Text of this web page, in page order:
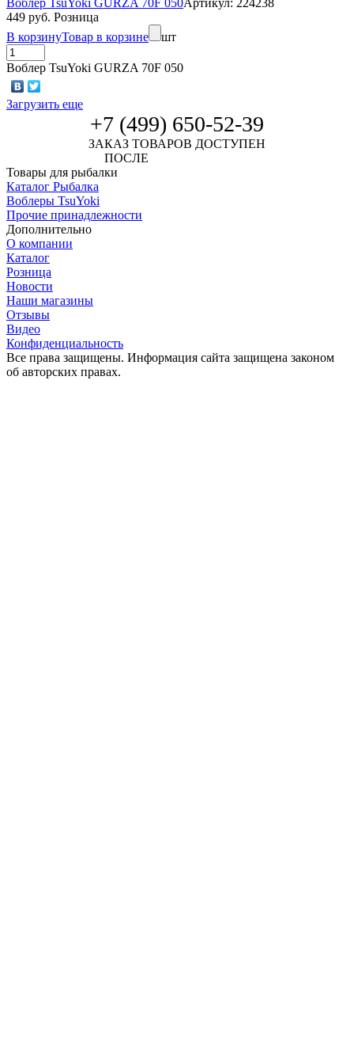
449 руб. Розница
В корзинуТовар в корзине шт
Воблер TsuYoki GURZA 70F 050
Загрузить еще
+7 (499) 650-52-39
ЗАКАЗ ТОВАРОВ ДОСТУПЕН
ПОСЛЕ
Товары для рыбалки
Каталог Рыбалка
Воблеры TsuYoki
Прочие принадлежности
Дополнительно
О компании
Каталог
Розница
Новости
Наши магазины
Отзывы
Видео
Конфиденциальность
Все права защищены. Информация сайта защищена законом
об авторских правах.